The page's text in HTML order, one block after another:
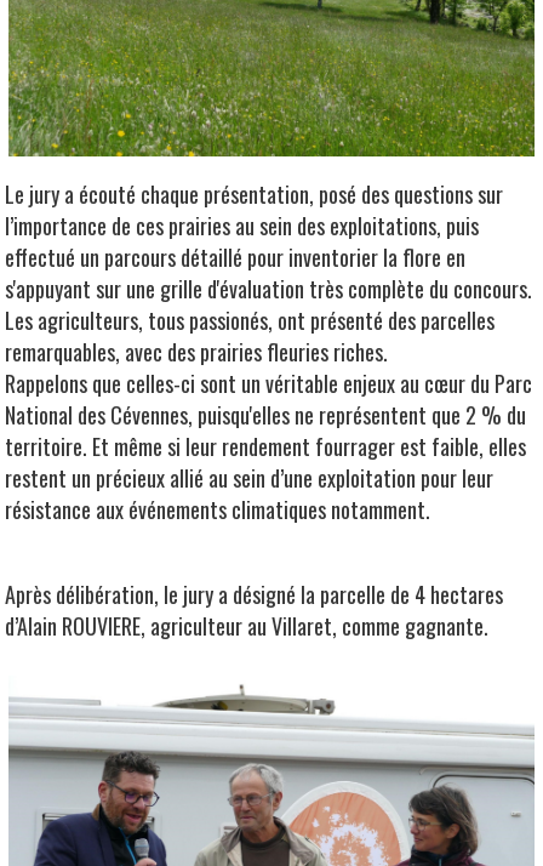
Le jury a écouté chaque présentation, posé des questions sur
l’importance de ces prairies au sein des exploitations, puis
effectué un parcours détaillé pour inventorier la flore en
s'appuyant sur une grille d'évaluation très complète du concours.
Les agriculteurs, tous passionés, ont présenté des parcelles
remarquables, avec des prairies fleuries riches.
Rappelons que celles-ci sont un véritable enjeux au cœur du Parc
National des Cévennes, puisqu'elles ne représentent que 2 % du
territoire. Et même si leur rendement fourrager est faible, elles
restent un précieux allié au sein d’une exploitation pour leur
résistance aux événements climatiques notamment.
Après délibération, le jury a désigné la parcelle de 4 hectares
d’Alain ROUVIERE, agriculteur au Villaret, comme gagnante.